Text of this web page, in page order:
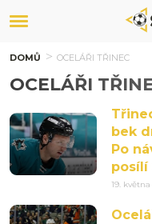
DOMŮ OCELÁŘI TŘINEC
OCELÁŘI
bek
Po
posílí
19.